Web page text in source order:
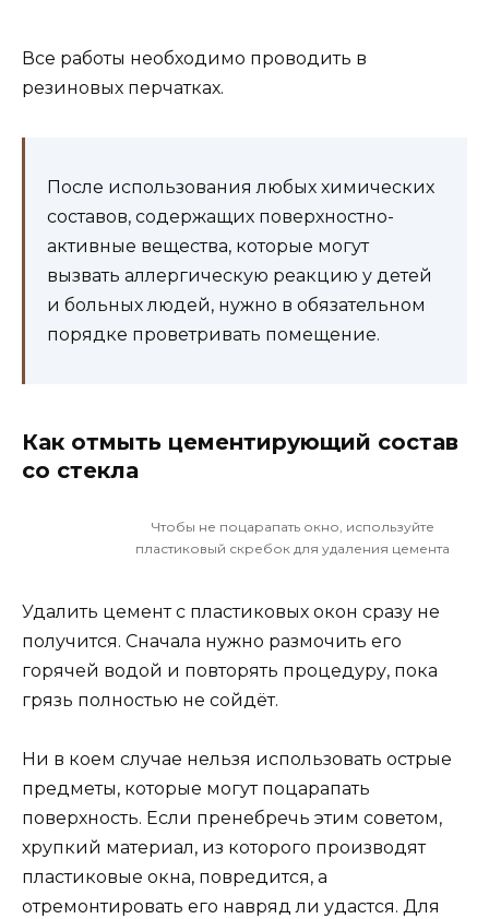
Все работы необходимо проводить в
резиновых перчатках.
После использования любых химических
составов, содержащих поверхностно-
активные вещества, которые могут
вызвать аллергическую реакцию у детей
и больных людей, нужно в обязательном
порядке проветривать помещение.
Как отмыть цементирующий состав
со стекла
Чтобы не поцарапать окно, используйте
пластиковый скребок для удаления цемента
Удалить цемент с пластиковых окон сразу не
получится. Сначала нужно размочить его
горячей водой и повторять процедуру, пока
грязь полностью не сойдёт.
Ни в коем случае нельзя использовать острые
предметы, которые могут поцарапать
поверхность. Если пренебречь этим советом,
хрупкий материал, из которого производят
пластиковые окна, повредится, а
отремонтировать его навряд ли удастся. Для